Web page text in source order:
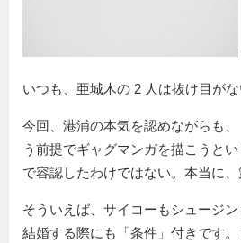
いつも、亜城木の 2 人は抜け目がな
今回、港浦の本気を認めながらも、
う前提でギャグマンガを描こうと
で容認したわけではない。本当に、
そういえば、サイコーもシュージン
結婚する際にも「条件」付きです